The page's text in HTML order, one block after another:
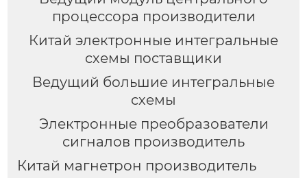
процессора производители
Китай электронные интегральные
схемы поставщики
Ведущий большие интегральные
схемы
Электронные преобразователи
сигналов производитель
Китай магнетрон производитель